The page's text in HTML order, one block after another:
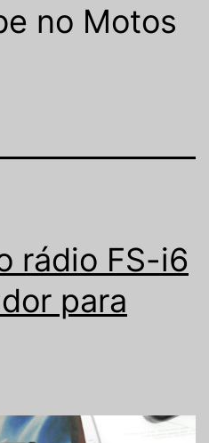
no Motos
rádio FS-i6
para